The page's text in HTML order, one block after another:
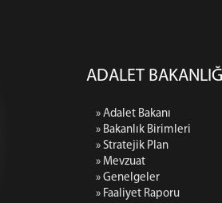
ADALET
» Adalet Bakanı
» Bakanlık Birimleri
» Stratejik Plan
» Mevzuat
» Genelgeler
» Faaliyet Raporu